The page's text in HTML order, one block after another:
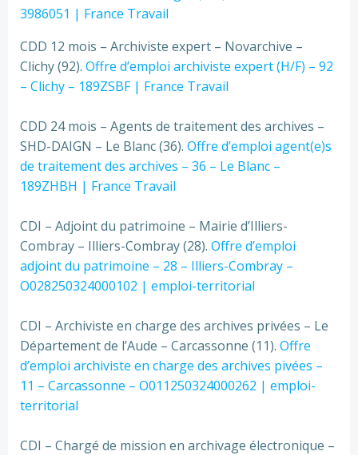
3986051 | France Travail
CDD 12 mois – Archiviste expert – Novarchive –
Clichy (92). Offre d’emploi archiviste expert (H/F) – 92
– Clichy – 189ZSBF | France Travail
CDD 24 mois – Agents de traitement des archives –
SHD-DAIGN – Le Blanc (36). Offre d’emploi agent(e)s
de traitement des archives – 36 – Le Blanc –
189ZHBH | France Travail
CDI – Adjoint du patrimoine – Mairie d’Illiers-
Combray – Illiers-Combray (28). Offre d’emploi
adjoint du patrimoine – 28 – Illiers-Combray –
O028250324000102 | emploi-territorial
CDI – Archiviste en charge des archives privées – Le
Département de l’Aude – Carcassonne (11). Offre
d’emploi archiviste en charge des archives pivées –
11 – Carcassonne – O011250324000262 | emploi-
territorial
CDI – Chargé de mission en archivage électronique –